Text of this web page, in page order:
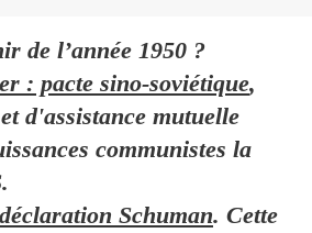
de l’année 1950 ?
: pacte sino-soviétique,
d'assistance mutuelle
communistes la
Schuman. Cette